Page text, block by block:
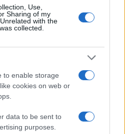
Use,
Sharing of my
with the
collected.
to enable storage
cookies on web or
data to be sent to
purposes.